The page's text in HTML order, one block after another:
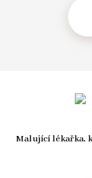
Malující lékařka,